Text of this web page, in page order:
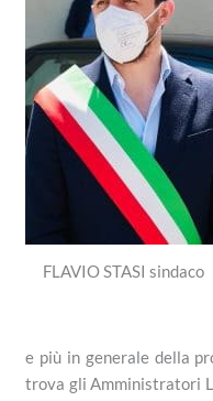
FLAVIO STASI sindaco
e più in generale della
trova gli Amministratori